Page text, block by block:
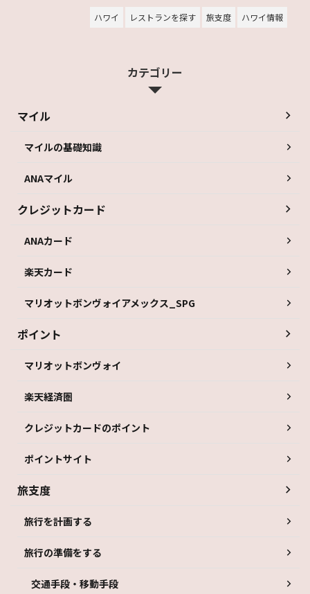
ハワイ レストランを探す 旅支度 ハワイ情報
カテゴリー
マイル
マイルの基礎知識
ANAマイル
クレジットカード
ANAカード
楽天カード
マリオットボンヴォイアメックス_SPG
ポイント
マリオットボンヴォイ
楽天経済圏
クレジットカードのポイント
ポイントサイト
旅支度
旅行を計画する
旅行の準備をする
交通手段・移動手段